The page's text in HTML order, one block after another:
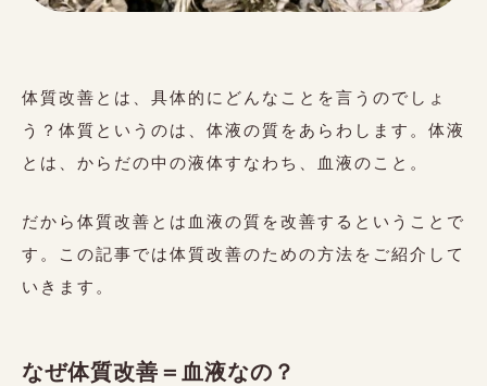
体質改善とは、具体的にどんなことを言うのでしょ
う？体質というのは、体液の質をあらわします。体液
とは、からだの中の液体すなわち、血液のこと。
だから体質改善とは血液の質を改善するということで
す。この記事では体質改善のための方法をご紹介して
いきます。
なぜ体質改善＝血液なの？
Reservation
OFF
利用規約 商取引法